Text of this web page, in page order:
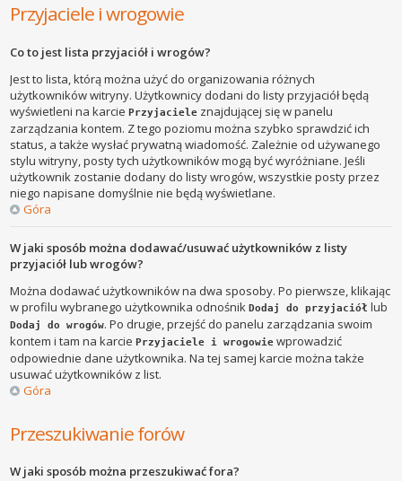
Przyjaciele i wrogowie
Co to jest lista przyjaciół i wrogów?
Jest to lista, którą można użyć do organizowania różnych
użytkowników witryny. Użytkownicy dodani do listy przyjaciół będą
wyświetleni na karciePrzyjaciele znajdującej się w panelu
zarządzania kontem. Z tego poziomu można szybko sprawdzić ich
status, a także wysłać prywatną wiadomość. Zależnie od używanego
stylu witryny, posty tych użytkowników mogą być wyróżniane. Jeśli
użytkownik zostanie dodany do listy wrogów, wszystkie posty przez
niego napisane domyślnie nie będą wyświetlane.
Góra
W jaki sposób można dodawać/usuwać użytkowników z listy
przyjaciół lub wrogów?
Można dodawać użytkowników na dwa sposoby. Po pierwsze, klikając
w profilu wybranego użytkownika odnośnikDodaj do przyjaciół lub
Dodaj do wrogów. Po drugie, przejść do panelu zarządzania swoim
kontem i tam na karciePrzyjaciele i wrogowie wprowadzić
odpowiednie dane użytkownika. Na tej samej karcie można także
usuwać użytkowników z list.
Góra
Przeszukiwanie forów
W jaki sposób można przeszukiwać fora?